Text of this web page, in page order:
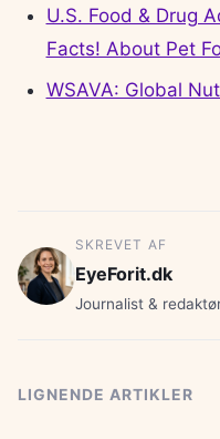
U.S. Food & Drug
Facts! About Pet
WSAVA: Global
SKREVET AF
EyeForit.dk
Journalist &
LIGNENDE ARTIKLER